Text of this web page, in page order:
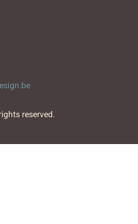
reserved.